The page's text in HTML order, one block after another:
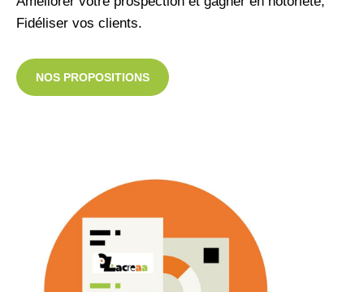
Fidéliser vos clients.
NOS PROPOSITIONS